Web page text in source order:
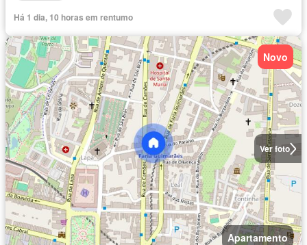
Há 1 dia, 10 horas em rentumo
Ver foto
Novo
Apartamento